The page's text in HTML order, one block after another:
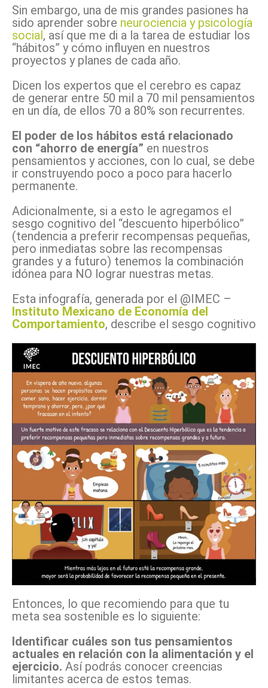
Sin embargo, una de mis grandes pasiones ha
sido aprender sobre neurociencia y psicología
social, así que me di a la tarea de estudiar los
“hábitos” y cómo influyen en nuestros
proyectos y planes de cada año.
Dicen los expertos que el cerebro es capaz
de generar entre 50 mil a 70 mil pensamientos
en un día, de ellos 70 a 80% son recurrentes.
El poder de los hábitos está relacionado
con “ahorro de energía” en nuestros
pensamientos y acciones, con lo cual, se debe
ir construyendo poco a poco para hacerlo
permanente.
Adicionalmente, si a esto le agregamos el
sesgo cognitivo del “descuento hiperbólico”
(tendencia a preferir recompensas pequeñas,
pero inmediatas sobre las recompensas
grandes y a futuro) tenemos la combinación
idónea para NO lograr nuestras metas.
Esta infografía, generada por el @IMEC –
Instituto Mexicano de Economía del
Comportamiento, describe el sesgo cognitivo
Entonces, lo que recomiendo para que tu
meta sea sostenible es lo siguiente:
Identificar cuáles son tus pensamientos
actuales en relación con la alimentación y el
ejercicio. Así podrás conocer creencias
limitantes acerca de estos temas.